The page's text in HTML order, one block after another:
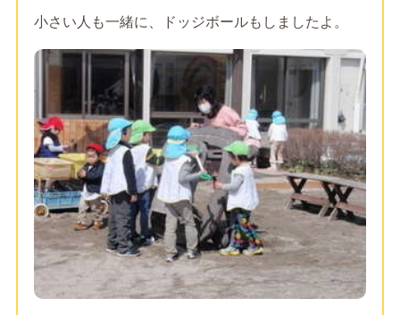
小さい人も一緒に、ドッジボールもしましたよ。